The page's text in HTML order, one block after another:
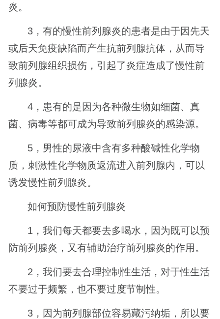
炎。
3，有的慢性前列腺炎的患者是由于因先天
或后天免疫缺陷而产生抗前列腺抗体，从而导
致前列腺组织损伤，引起了炎症造成了慢性前
列腺炎。
4，患有的是因为各种微生物如细菌、真
菌、病毒等都可成为导致前列腺炎的感染源。
5，男性的尿液中含有多种酸碱性化学物
质，刺激性化学物质返流进入前列腺内，可以
诱发慢性前列腺炎。
如何预防慢性前列腺炎
1，我们每天都要去多喝水，因为既可以预
防前列腺炎，又有辅助治疗前列腺炎的作用。
2，我们要去合理控制性生活，对于性生活
不要过于频繁，也不要过度节制性。
3，因为前列腺部位容易藏污纳垢，所以要